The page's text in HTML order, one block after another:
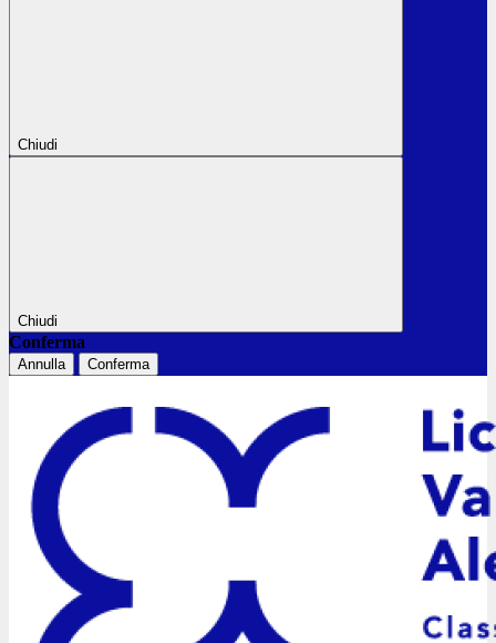
Chiudi
Chiudi
Conferma
Annulla Conferma